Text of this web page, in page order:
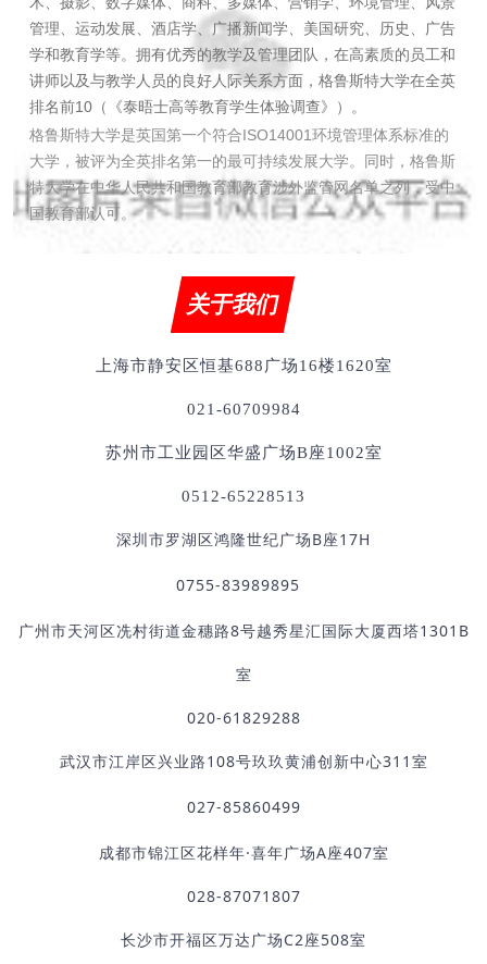
管理、运动发展、酒店学、广播新闻学、美国研究、历史、广告
学和教育学等。拥有优秀的教学及管理团队，在高素质的员工和
讲师以及与教学人员的良好人际关系方面，格鲁斯特大学在全英
排名前10（《泰晤士高等教育学生体验调查》）。
格鲁斯特大学是英国第一个符合ISO14001环境管理体系标准的
大学，被评为全英排名第一的最可持续发展大学。同时，格鲁斯
特大学在中华人民共和国教育部教育涉外监管网名单之列，受中
国教育部认可。
关于我们
上海市静安区恒基688广场16楼1620室
021-60709984
苏州市工业园区华盛广场B座1002室
0512-65228513
深圳市罗湖区鸿隆世纪广场B座17H
0755-83989895
广州市天河区冼村街道金穗路8号越秀星汇国际大厦西塔1301B
室
020-61829288
武汉市江岸区兴业路108号玖玖黄浦创新中心311室
027-85860499
成都市锦江区花样年·喜年广场A座407室
028-87071807
长沙市开福区万达广场C2座508室